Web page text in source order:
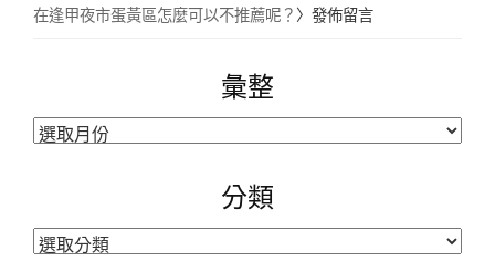
在逢甲夜市蛋黃區怎麼可以不推薦呢？ 〉發佈留言
彙整
彙
分類
分